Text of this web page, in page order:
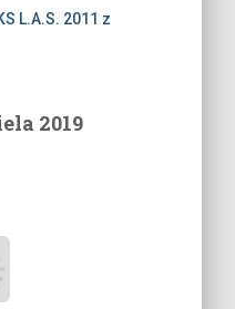
L.A.S. 2011 z
2019